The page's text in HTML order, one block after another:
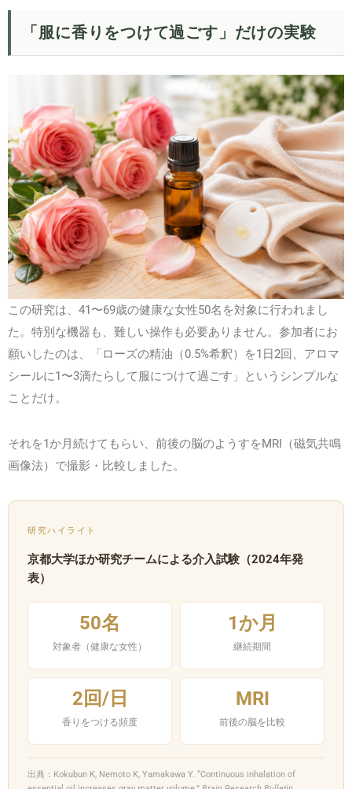
「服に香りをつけて過ごす」だけの実験
この研究は、41〜69歳の健康な女性50名を対象に行われまし
た。特別な機器も、難しい操作も必要ありません。参加者にお
願いしたのは、「ローズの精油（0.5%希釈）を1日2回、アロマ
シールに1〜3滴たらして服につけて過ごす」というシンプルな
ことだけ。
それを1か月続けてもらい、前後の脳のようすをMRI（磁気共鳴
画像法）で撮影・比較しました。
研究ハイライト
京都大学ほか研究チームによる介入試験（2024年発
表）
50名
対象者（健康な女性）
1か月
継続期間
2回/日
香りをつける頻度
MRI
前後の脳を比較
出典：Kokubun K, Nemoto K, Yamakawa Y. “Continuous inhalation of